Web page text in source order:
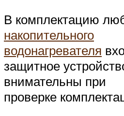
В комплектацию
накопительного
водонагревателя
защитное
внимательны при
проверке